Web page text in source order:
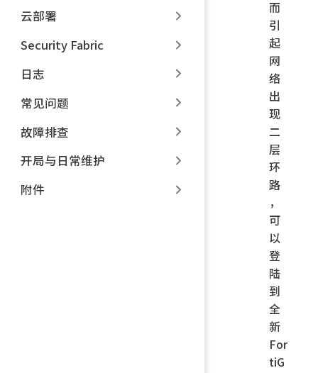
云部署
Security Fabric
日志
常见问题
故障排查
开局与日常维护
附件
而
引
起
网
络
出
现
二
层
环
路
，
可
以
登
陆
到
全
新
For
tiG